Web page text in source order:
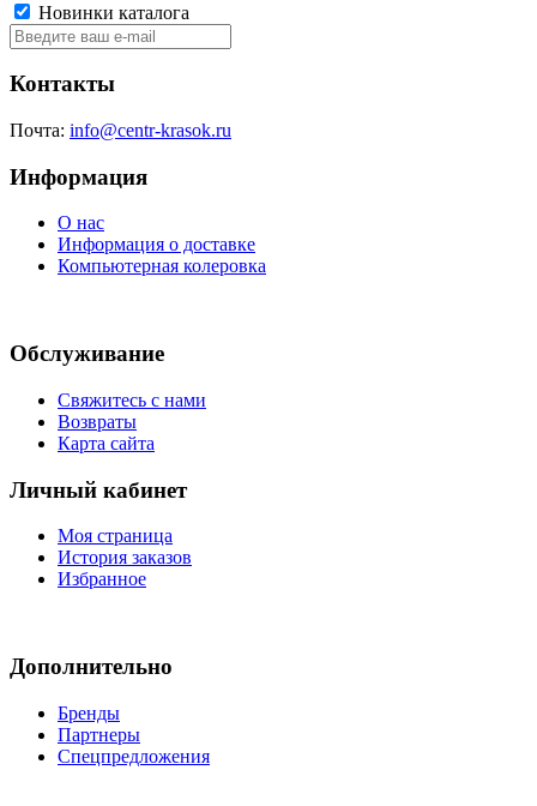
Новинки каталога
Контакты
Почта: info@centr-krasok.ru
Информация
О нас
Информация о доставке
Компьютерная колеровка
Обслуживание
Свяжитесь с нами
Возвраты
Карта сайта
Личный кабинет
Моя страница
История заказов
Избранное
Дополнительно
Бренды
Партнеры
Спецпредложения